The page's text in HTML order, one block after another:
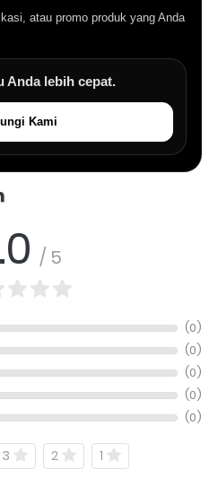
atau promo produk yang Anda
Anda lebih cepat.
Kami
/ 5
(0)
(0)
(0)
(0)
(0)
3 2 1